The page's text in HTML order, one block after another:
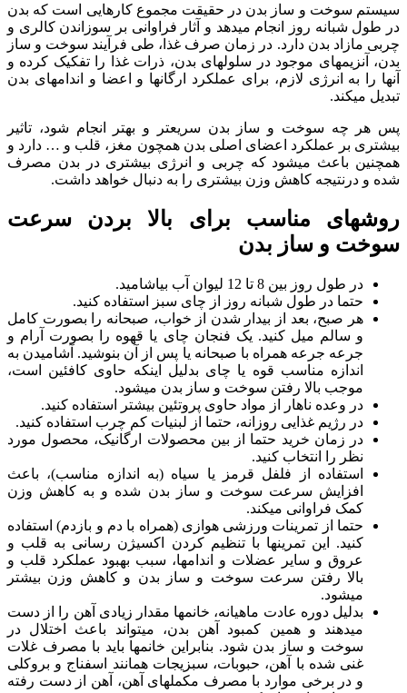
سیستم سوخت و ساز بدن در حقیقت مجموع کارهایی است که بدن
در طول شبانه روز انجام می‏دهد و آثار فراوانی بر سوزاندن کالری و
چربی مازاد بدن دارد. در زمان صرف غذا، طی فرآیند سوخت و ساز
بدن، آنزیم‏های موجود در سلول‏های بدن، ذرات غذا را تفکیک کرده و
آن‏ها را به انرژی لازم، برای عملکرد ارگان‏ها و اعضا و اندام‏های بدن
تبدیل می‏کند.
پس هر چه سوخت و ساز بدن سریعتر و بهتر انجام شود، تاثیر
بیشتری بر عملکرد اعضای اصلی بدن همچون مغز، قلب و … دارد و
همچنین باعث می‏شود که چربی و انرژی بیشتری در بدن مصرف
شده و درنتیجه کاهش وزن بیشتری را به دنبال خواهد داشت.
روشهای مناسب برای بالا بردن سرعت
سوخت و ساز بدن
در طول روز بین 8 تا 12 لیوان آب بیاشامید.
حتما در طول شبانه روز از چای سبز استفاده کنید.
هر صبح، بعد از بیدار شدن از خواب، صبحانه را بصورت کامل
و سالم میل کنید. یک فنجان چای یا قهوه را بصورت آرام و
جرعه جرعه همراه با صبحانه یا پس از آن بنوشید. آشامیدن به
اندازه مناسب قوه یا چای بدلیل اینکه حاوی کافئین است،
موجب بالا رفتن سوخت و ساز بدن می‏شود.
در وعده ناهار از مواد حاوی پروتئین بیشتر استفاده کنید.
در رژیم غذایی روزانه‏، حتما از لبنیات کم چرب استفاده کنید.
در زمان خرید حتما از بین محصولات ارگانیک، محصول مورد
نظر را انتخاب کنید.
استفاده از فلفل قرمز یا سیاه (به اندازه مناسب)، باعث
افزایش سرعت سوخت و ساز بدن شده و به کاهش وزن
کمک فراوانی می‏کند.
حتما از تمرینات ورزشی هوازی (همراه با دم و بازدم) استفاده
کنید. این تمرین‏ها با تنظیم کردن اکسیژن رسانی به قلب و
عروق و سایر عضلات و اندام‏ها، سبب بهبود عملکرد قلب و
بالا رفتن سرعت سوخت و ساز بدن و کاهش وزن بیشتر
می‏شود.
بدلیل دوره عادت ماهیانه، خانم‏ها مقدار زیادی آهن را از دست
می‏دهند و همین کمبود آهن بدن، می‏تواند باعث اختلال در
سوخت و ساز بدن شود. بنابراین خانم‏ها باید با مصرف غلات
غنی شده با آهن، حبوبات، سبزیجات همانند اسفناج و بروکلی
و در برخی موارد با مصرف مکمل‏های آهن، آهن از دست رفته